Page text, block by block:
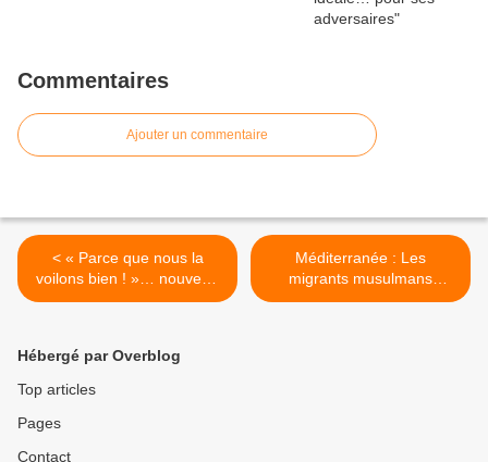
Commentaires
Ajouter un commentaire
< « Parce que nous la
voilons bien ! »… nouveau
slogan de L’Oréal ?
Méditerranée : Les
migrants musulmans
balancent les chrétiens à la
Hébergé par Overblog
Top articles
Pages
Contact